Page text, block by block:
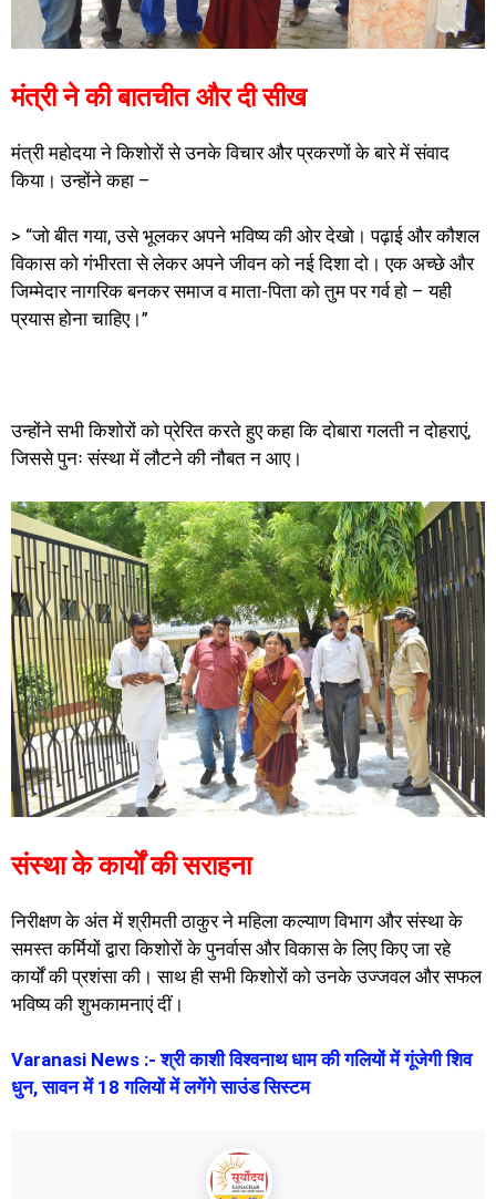
मंत्री ने की बातचीत और दी सीख
मंत्री महोदया ने किशोरों से उनके विचार और प्रकरणों के बारे में संवाद
किया। उन्होंने कहा –
> “जो बीत गया, उसे भूलकर अपने भविष्य की ओर देखो। पढ़ाई और कौशल
विकास को गंभीरता से लेकर अपने जीवन को नई दिशा दो। एक अच्छे और
जिम्मेदार नागरिक बनकर समाज व माता-पिता को तुम पर गर्व हो – यही
प्रयास होना चाहिए।”
उन्होंने सभी किशोरों को प्रेरित करते हुए कहा कि दोबारा गलती न दोहराएं,
जिससे पुनः संस्था में लौटने की नौबत न आए।
संस्था के कार्यों की सराहना
निरीक्षण के अंत में श्रीमती ठाकुर ने महिला कल्याण विभाग और संस्था के
समस्त कर्मियों द्वारा किशोरों के पुनर्वास और विकास के लिए किए जा रहे
कार्यों की प्रशंसा की। साथ ही सभी किशोरों को उनके उज्जवल और सफल
भविष्य की शुभकामनाएं दीं।
Varanasi News :- श्री काशी विश्वनाथ धाम की गलियों में गूंजेगी शिव
धुन, सावन में 18 गलियों में लगेंगे साउंड सिस्टम